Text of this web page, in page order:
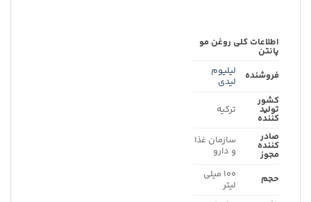
اطلاعات کلی روغن مو
پانتن
فروشنده
لیلیوم
لیدی
کشور
تولید
کننده
ترکیه
صادر
کننده
مجوز
سازمان غذا
و دارو
حجم
۱۰۰ میلی
لیتر